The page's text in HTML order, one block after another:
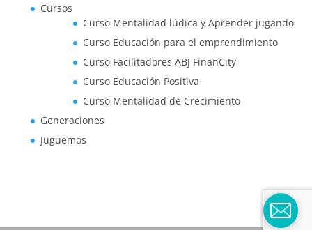
Cursos
Curso Mentalidad lúdica y Aprender jugando
Curso Educación para el emprendimiento
Curso Facilitadores ABJ FinanCity
Curso Educación Positiva
Curso Mentalidad de Crecimiento
Generaciones
Juguemos